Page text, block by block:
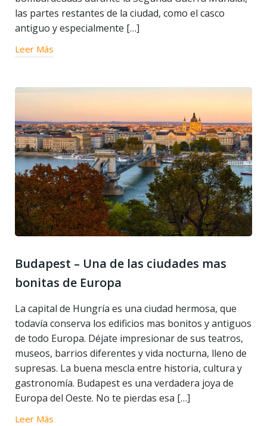
las partes restantes de la ciudad, como el casco
antiguo y especialmente […]
Leer Más
Budapest – Una de las ciudades mas
bonitas de Europa
La capital de Hungría es una ciudad hermosa, que
todavía conserva los edificios mas bonitos y antiguos
de todo Europa. Déjate impresionar de sus teatros,
museos, barrios diferentes y vida nocturna, lleno de
supresas. La buena mescla entre historia, cultura y
gastronomía. Budapest es una verdadera joya de
Europa del Oeste. No te pierdas esa […]
Leer Más